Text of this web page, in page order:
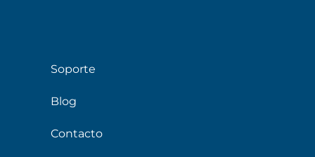
Soporte
Blog
Contacto